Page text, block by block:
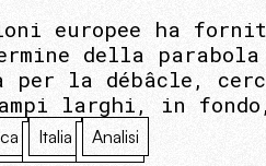
europee ha
della
la débâcle,
larghi, in fondo,
Italia Analisi